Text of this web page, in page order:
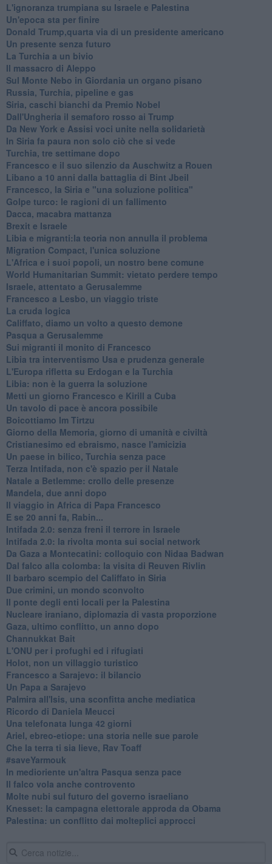
L'ignoranza trumpiana su Israele e Palestina
Un'epoca sta per finire
Donald Trump,quarta via di un presidente americano
Un presente senza futuro
La Turchia a un bivio
Il massacro di Aleppo
Sul Monte Nebo in Giordania un organo pisano
Russia, Turchia, pipeline e gas
Siria, caschi bianchi da Premio Nobel
Dall'Ungheria il semaforo rosso ai Trump
Da New York e Assisi voci unite nella solidarietà
In Siria fa paura non solo ciò che si vede
Turchia, tre settimane dopo
Francesco e il suo silenzio da Auschwitz a Rouen
Libano a 10 anni dalla battaglia di Bint Jbeil
Francesco, la Siria e "una soluzione politica"
Golpe turco: le ragioni di un fallimento
Dacca, macabra mattanza
Brexit e Israele
Libia e migranti:la teoria non annulla il problema
Migration Compact, l'unica soluzione
L'Africa e i suoi popoli, un nostro bene comune
World Humanitarian Summit: vietato perdere tempo
Israele, attentato a Gerusalemme
Francesco a Lesbo, un viaggio triste
La cruda logica
Califfato, diamo un volto a questo demone
Pasqua a Gerusalemme
Sui migranti il monito di Francesco
Libia tra interventismo Usa e prudenza generale
L'Europa rifletta su Erdogan e la Turchia
Libia: non è la guerra la soluzione
Metti un giorno Francesco e Kirill a Cuba
Un tavolo di pace è ancora possibile
Boicottiamo Im Tirtzu
Giorno della Memoria, giorno di umanità e civiltà
Cristianesimo ed ebraismo, nasce l'amicizia
Un paese in bilico, Turchia senza pace
Terza Intifada, non c'è spazio per il Natale
Natale a Betlemme: crollo delle presenze
Mandela, due anni dopo
Il viaggio in Africa di Papa Francesco
E se 20 anni fa, Rabin...
Intifada 2.0: senza freni il terrore in Israele
Intifada 2.0: la rivolta monta sui social network
Da Gaza a Montecatini: colloquio con Nidaa Badwan
Dal falco alla colomba: la visita di Reuven Rivlin
Il barbaro scempio del Califfato in Siria
Due crimini, un mondo sconvolto
Il ponte degli enti locali per la Palestina
Nucleare iraniano, diplomazia di vasta proporzione
Gaza, ultimo conflitto, un anno dopo
Channukkat Bait
L'ONU per i profughi ed i rifugiati
Holot, non un villaggio turistico
Francesco a Sarajevo: il bilancio
Un Papa a Sarajevo
Palmira all'Isis, una sconfitta anche mediatica
Ricordo di Daniela Meucci
​Una telefonata lunga 42 giorni
​Ariel, ebreo-etiope: una storia nelle sue parole
Che la terra ti sia lieve, Rav Toaff
​#saveYarmouk
​In medioriente un'altra Pasqua senza pace
​Il falco vola anche controvento
Molte nubi sul futuro del governo israeliano
Knesset: la campagna elettorale approda da Obama
Palestina: un conflitto dai molteplici approcci